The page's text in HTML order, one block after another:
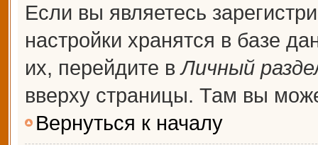
Если вы являетесь
настройки хранятся в базе
их, перейдите вЛичный
вверху страницы. Там вы
Вернуться к началу